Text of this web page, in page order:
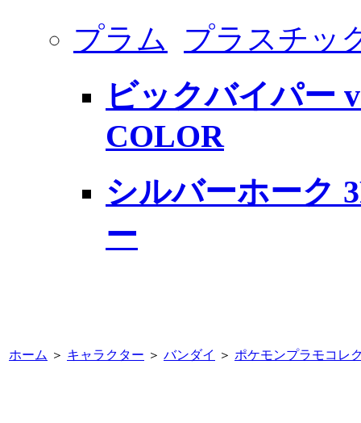
プラム プラスチッ
ビックバイパー
COLOR
シルバーホーク
ー
ホーム ＞ キャラクター ＞ バンダイ ＞ ポケモンプラモコレ